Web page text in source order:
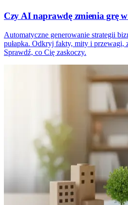
Czy AI naprawdę zmienia grę
Automatyczne generowanie strategii
pułapka. Odkryj fakty, mity i przewagi,
Sprawdź, co Cię zaskoczy.